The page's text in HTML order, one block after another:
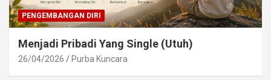
PENGEMBANGAN DIRI
Menjadi Pribadi Yang Single (Utuh)
26/04/2026 Purba Kuncara